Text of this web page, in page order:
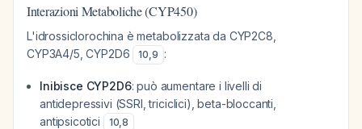
Interazioni Metaboliche (CYP450)
L'idrossiclorochina è metabolizzata da CYP2C8,
CYP3A4/5, CYP2D6
10,9 :
Inibisce CYP2D6: può aumentare i livelli di
antidepressivi (SSRI, triciclici), beta-bloccanti,
antipsicotici
10,8